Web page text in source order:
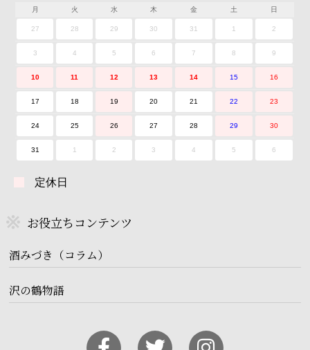
月 火 水 木 金 土 日
27 28 29 30 31 1 2
3 4 5 6 7 8 9
10 11 12 13 14 15 16
17 18 19 20 21 22 23
24 25 26 27 28 29 30
31 1 2 3 4 5 6
定休日
お役立ちコンテンツ
酒みづき（コラム）
沢の鶴物語